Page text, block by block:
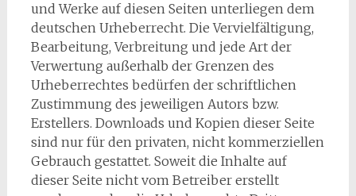
und Werke auf diesen Seiten unterliegen dem
deutschen Urheberrecht. Die Vervielfältigung,
Bearbeitung, Verbreitung und jede Art der
Verwertung außerhalb der Grenzen des
Urheberrechtes bedürfen der schriftlichen
Zustimmung des jeweiligen Autors bzw.
Erstellers. Downloads und Kopien dieser Seite
sind nur für den privaten, nicht kommerziellen
Gebrauch gestattet. Soweit die Inhalte auf
dieser Seite nicht vom Betreiber erstellt